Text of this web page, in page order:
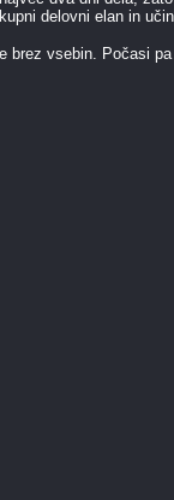
delovni elan in
brez vsebin. Počasi